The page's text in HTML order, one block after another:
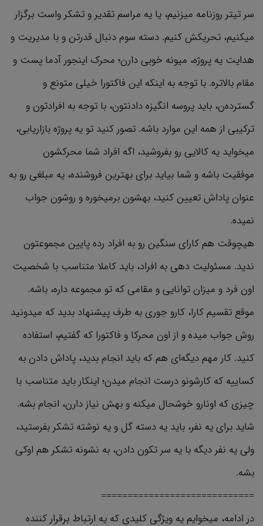
سر تیتر روزنامه میزنیم، یا یه مراسم تقدیر و تشکر واست برگزار
میکنیم، تحریکش کنیم. دسته سوم دنبال قدرتن و با مدیریت و
هدایت یه پروژه، میونه خوبی دارن؛ محرک اینجور آدما پست و
مقام بالاتره. با توجه به اینکه این فاکتورا خیلی متونع و
گسترده‌ن، باید پروسه انگیزه دادنتون، با توجه به افرادتون و
ترکیبی از همه این موارد باشه. تصور کنید تو یه پروژه بازاریابی،
میخواید یه کالایی رو بفروشید، اگه افراد شما محرکشون
موفقیت باشه و شما بیاید برای بهترین فروشنده، یه مبلغی رو به
عنوان پاداش تعیین کنید، بهشون برمیخوره و روشون جواب
نمیده.
هیچوقت هم کارای سنگین رو به افراد رده پایین مجموعتون
ندید. مسئولیت دهی به افراد، باید کاملا متناسب با شخصیت
اون فرد و میزان توانایی و مقامی که تو مجموعه داره، باشه.
موقع تقسیم کارا، کارو جوری به طرف پیشنهاد بدید که میدونید
روش جواب میده و از اون محرکا و فاکتورا که گفتیم، استفاده
کنید. کار مهم دیگه‌ای هم که باید انجام بدید، پاداش دادن به
کساییه که کارشونو درست انجام میدن؛ اینکار باید متناسب با
چیزی که اونارو خوشحال میکنه و بهش نیاز دارن، انجام بشه.
شاید برای یه نفر‌، باید یه دسته گل و یه نوشته تشکر بفرستید،
ولی یه نفر دیگه با یه سر تکون دادن، به نشونه تشکر هم اوکی
بشه.
=============================
در ادامه، میخوایم یه ویژگی کلیدی که یه ارتباط برقرار کننده